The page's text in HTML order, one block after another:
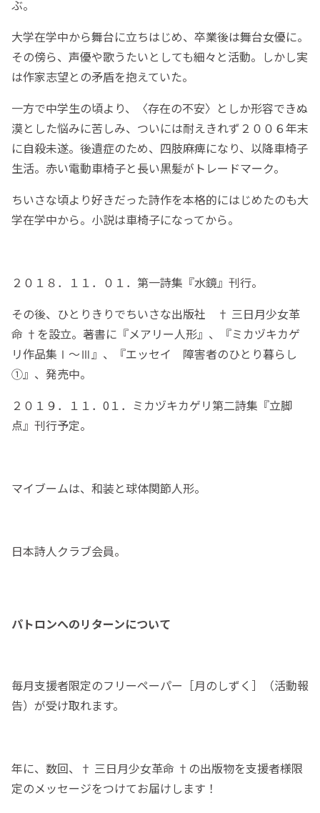
ぶ。
大学在学中から舞台に立ちはじめ、卒業後は舞台女優に。
その傍ら、声優や歌うたいとしても細々と活動。しかし実
は作家志望との矛盾を抱えていた。
一方で中学生の頃より、〈存在の不安〉としか形容できぬ
漠とした悩みに苦しみ、ついには耐えきれず２００６年末
に自殺未遂。後遺症のため、四肢麻痺になり、以降車椅子
生活。赤い電動車椅子と長い黒髪がトレードマーク。
ちいさな頃より好きだった詩作を本格的にはじめたのも大
学在学中から。小説は車椅子になってから。
２０１８．１１．０１．第一詩集『水鏡』刊行。
その後、ひとりきりでちいさな出版社 † 三日月少女革
命 †を設立。著書に『メアリー人形』、『ミカヅキカゲ
リ作品集Ⅰ～Ⅲ』、『エッセイ 障害者のひとり暮らし
①』、発売中。
２０１９．１１．0１．ミカヅキカゲリ第二詩集『立脚
点』刊行予定。
マイブームは、和装と球体関節人形。
日本詩人クラブ会員。
パトロンへのリターンについて
毎月支援者限定のフリーペーパー［月のしずく］（活動報
告）が受け取れます。
年に、数回、† 三日月少女革命 †の出版物を支援者様限
定のメッセージをつけてお届けします！